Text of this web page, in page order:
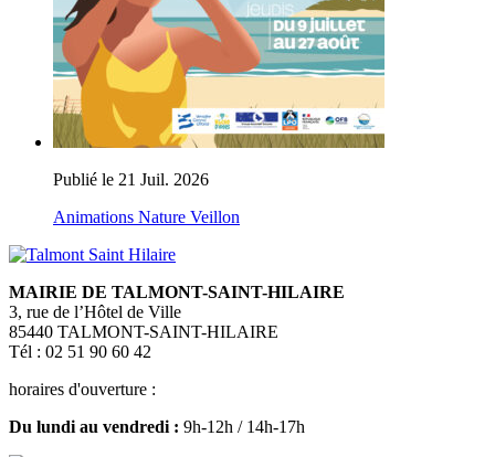
Publié le 21 Juil. 2026
Animations Nature Veillon
MAIRIE DE TALMONT-SAINT-HILAIRE
3, rue de l’Hôtel de Ville
85440 TALMONT-SAINT-HILAIRE
Tél : 02 51 90 60 42
horaires d'ouverture :
Du lundi au vendredi : 9h-12h / 14h-17h